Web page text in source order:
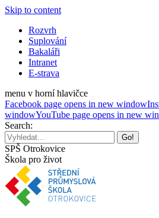
Skip to content
Rozvrh
Suplování
Bakaláři
Intranet
E-strava
menu v horní hlavičce
Facebook page opens in new window
windowYouTube page opens in new
Search:
SPŠ Otrokovice
Škola pro život